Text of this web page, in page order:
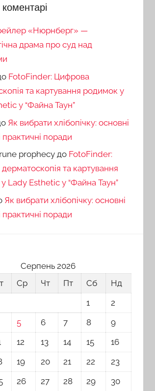
«Нюрнберг» —
драма про суд над
FotoFinder: Цифрова
та картування родимок у
у “Файна Таун”
Як вибрати хлібопічку: основні
практичні поради
prophecyдо FotoFinder:
та картування
Lady Esthetic у “Файна Таун”
Як вибрати хлібопічку: основні
практичні поради
Серпень 2026
Ср Чт Пт Сб
Нд
1
2
5 6 7 8
9
12 13 14 15
16
19 20 21 22
23
26 27 28 29 30